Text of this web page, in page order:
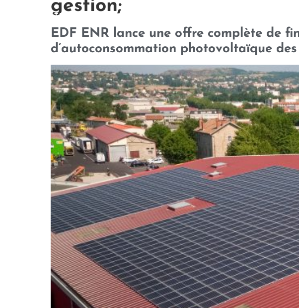
gestion;
EDF ENR lance une offre complète de
d’autoconsommation photovoltaïque